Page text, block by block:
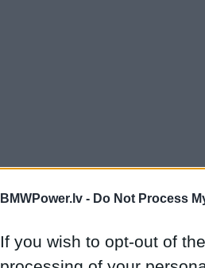
BMWPower.lv - Do Not Process
If you wish to opt-out of